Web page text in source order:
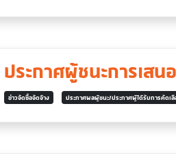
ประกาศผู้ชนะการเสน
ข่าวจัดซื้อจัดจ้าง ประกาศผลผู้ชนะ/ประกาศผู้ได้รับการคัดเลื